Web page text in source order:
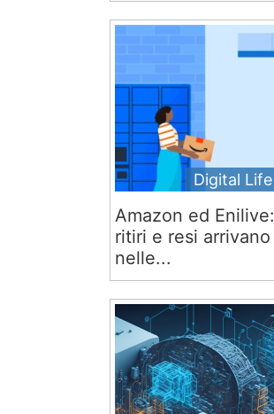
Digital Life
Amazon ed Enilive:
ritiri e resi arrivano
nelle...